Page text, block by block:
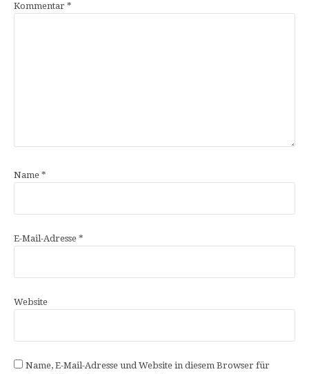
Kommentar *
Name *
E-Mail-Adresse *
Website
Name, E-Mail-Adresse und Website in diesem Browser für